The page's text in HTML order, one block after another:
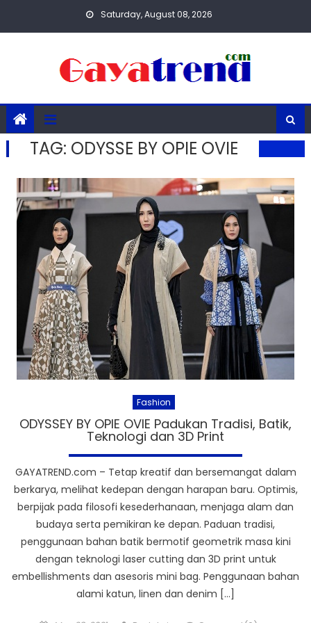
Saturday, August 08, 2026
TAG: ODYSSE BY OPIE OVIE
Fashion
ODYSSEY BY OPIE OVIE Padukan Tradisi, Batik,
Teknologi dan 3D Print
GAYATREND.com – Tetap kreatif dan bersemangat dalam
berkarya, melihat kedepan dengan harapan baru. Optimis,
berpijak pada filosofi kesederhanaan, menjaga alam dan
budaya serta pemikiran ke depan. Paduan tradisi,
penggunaan bahan batik bermotif geometrik masa kini
dengan teknologi laser cutting dan 3D print untuk
embellishments dan asesoris mini bag. Penggunaan bahan
alami katun, linen dan denim […]